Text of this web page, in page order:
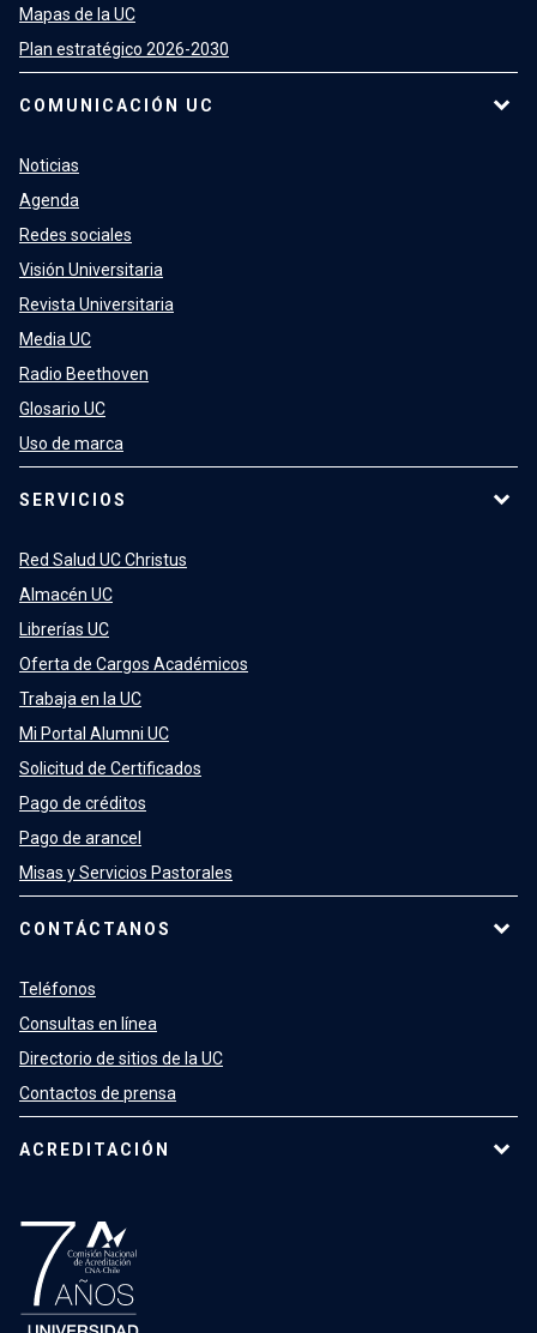
Mapas de la UC
Plan estratégico 2026-2030
COMUNICACIÓN UC
Noticias
Agenda
Redes sociales
Visión Universitaria
Revista Universitaria
Media UC
Radio Beethoven
Glosario UC
Uso de marca
SERVICIOS
Red Salud UC Christus
Almacén UC
Librerías UC
Oferta de Cargos Académicos
Trabaja en la UC
Mi Portal Alumni UC
Solicitud de Certificados
Pago de créditos
Pago de arancel
Misas y Servicios Pastorales
CONTÁCTANOS
Teléfonos
Consultas en línea
Directorio de sitios de la UC
Contactos de prensa
ACREDITACIÓN